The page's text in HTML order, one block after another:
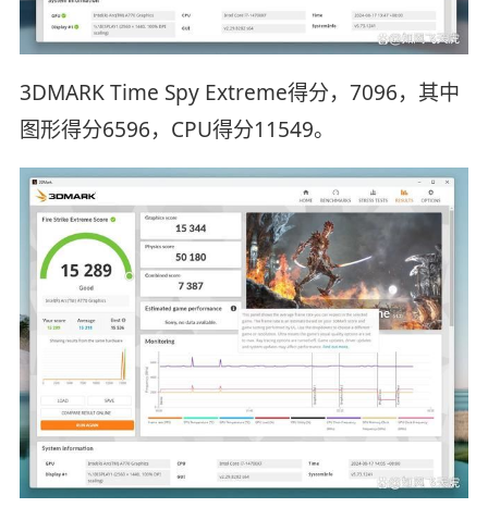
3DMARK Time Spy Extreme得分，7096，其中
图形得分6596，CPU得分11549。